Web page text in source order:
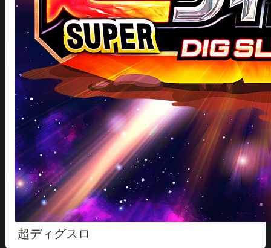
超ディグスロ